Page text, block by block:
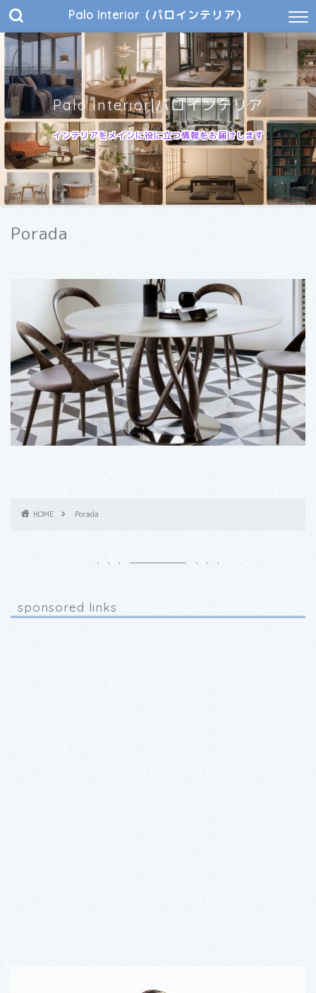
Palo Interior（パロインテリア）
Palo Interior|パロインテリア
インテリアをメインに役に立つ情報をお届けします
Porada
HOME Porada
sponsored links